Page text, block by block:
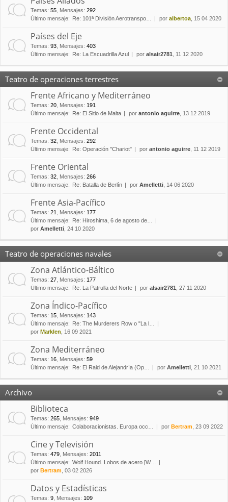
Temas: 55 Mensajes: 292
Último mensaje:
Re: 101ª División Aerotranspo… por albertoa , 15 04 2020
Países del Eje
Temas: 93 Mensajes: 403
Último mensaje:
Re: La Escuadrilla Azul por alsair2781 , 11 12 2020
Teatro de operaciones terrestres
Frente Africano y Mediterráneo
Temas: 20 Mensajes: 191
Último mensaje:
Re: El Sitio de Malta por antonio aguirre , 13 12 2019
Frente Occidental
Temas: 32 Mensajes: 292
Último mensaje:
Re: Operación "Chariot" por antonio aguirre , 11 12 2019
Frente Oriental
Temas: 32 Mensajes: 266
Último mensaje:
Re: Batalla de Berlín por Amelletti , 14 06 2020
Frente Asia-Pacífico
Temas: 21 Mensajes: 177
Último mensaje:
Re: Hiroshima, 6 de agosto de…
por Amelletti , 24 10 2020
Teatro de operaciones navales
Zona Atlántico-Báltico
Temas: 27 Mensajes: 177
Último mensaje:
Re: La Patrulla del Norte por alsair2781 , 27 11 2020
Zona Índico-Pacífico
Temas: 15 Mensajes: 143
Último mensaje:
Re: The Murderers Row o "La l…
por Marklen , 16 09 2021
Zona Mediterráneo
Temas: 16 Mensajes: 59
Último mensaje:
Re: El Raid de Alejandría (Op… por Amelletti , 21 10 2021
Archivo
Biblioteca
Temas: 265 Mensajes: 949
Último mensaje: Colaboracionistas. Europa occ… por Bertram , 23 09 2022
Cine y Televisión
Temas: 479 Mensajes: 2011
Último mensaje: Wolf Hound. Lobos de acero [W…
por Bertram , 03 02 2026
Datos y Estadísticas
Temas: 9 Mensajes: 109